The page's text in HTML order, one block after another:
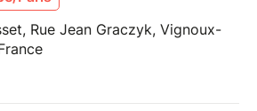
Rue Jean Graczyk, Vignoux-